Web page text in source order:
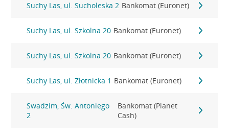
Suchy Las, ul. Sucholeska 2 Bankomat (Euronet)
Suchy Las, ul. Szkolna 20 Bankomat (Euronet)
Suchy Las, ul. Szkolna 20 Bankomat (Euronet)
Suchy Las, ul. Złotnicka 1 Bankomat (Euronet)
Swadzim, Św. Antoniego
2
Bankomat (Planet
Cash)